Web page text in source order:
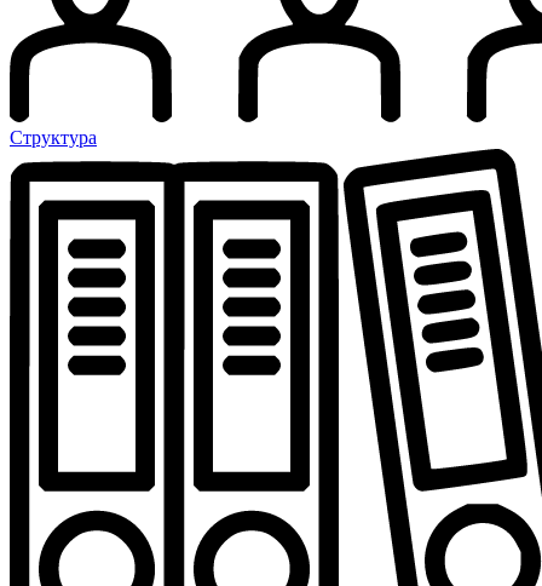
Структура